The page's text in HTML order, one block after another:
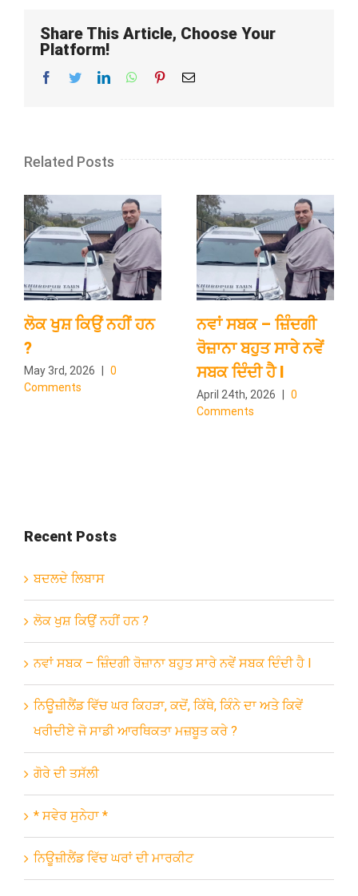
Share This Article, Choose Your
Platform!
Facebook
TwitterLinkedInWhatsApp
PinterestEmail
Related Posts
ਲੋਕ ਖੁਸ਼ ਕਿਉਂ ਨਹੀਂ ਹਨ
?
May 3rd, 2026
0
Comments
ਨਵਾਂ ਸਬਕ – ਜ਼ਿੰਦਗੀ
ਰੋਜ਼ਾਨਾ ਬਹੁਤ ਸਾਰੇ ਨਵੇਂ
ਸਬਕ ਦਿੰਦੀ ਹੈ l
April 24th, 2026
0
Comments
Recent Posts
ਬਦਲਦੇ ਲਿਬਾਸ
ਲੋਕ ਖੁਸ਼ ਕਿਉਂ ਨਹੀਂ ਹਨ ?
ਨਵਾਂ ਸਬਕ – ਜ਼ਿੰਦਗੀ ਰੋਜ਼ਾਨਾ ਬਹੁਤ ਸਾਰੇ ਨਵੇਂ ਸਬਕ ਦਿੰਦੀ ਹੈ l
ਨਿਊਜ਼ੀਲੈਂਡ ਵਿੱਚ ਘਰ ਕਿਹੜਾ, ਕਦੋਂ, ਕਿੱਥੇ, ਕਿੰਨੇ ਦਾ ਅਤੇ ਕਿਵੇਂ
ਖਰੀਦੀਏ ਜੋ ਸਾਡੀ ਆਰਥਿਕਤਾ ਮਜ਼ਬੂਤ ਕਰੇ ?
ਗੋਰੇ ਦੀ ਤਸੱਲੀ
* ਸਵੇਰ ਸੁਨੇਹਾ *
ਨਿਊਜ਼ੀਲੈਂਡ ਵਿੱਚ ਘਰਾਂ ਦੀ ਮਾਰਕੀਟ